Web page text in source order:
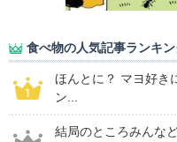
食べ物の人気記事ランキ
ほんとに？ マヨ好き
ン...
結局のところみんな